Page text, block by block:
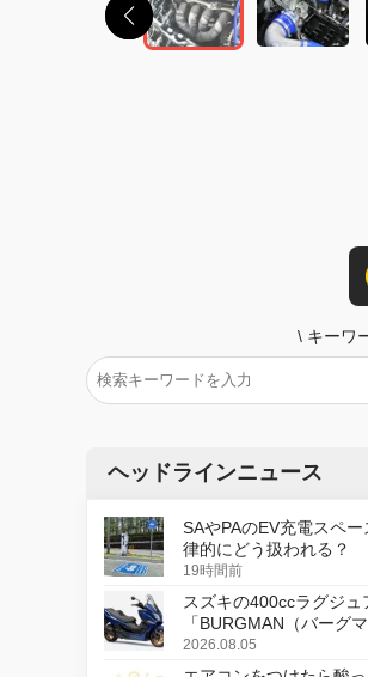
\ キーワ
ヘッドラインニュース
SAやPAのEV充電スペ
律的にどう扱われる？
19時間前
スズキの400ccラグジュ
「BURGMAN（バーグ
更し、8月18日に発売
2026.08.05